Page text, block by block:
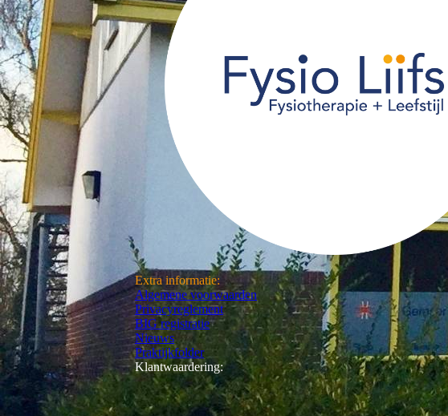
Extra informatie:
Algemene voorwaarden
Privacyreglement
BIG registratie
Nieuws
Praktijkfolder
Klantwaardering: